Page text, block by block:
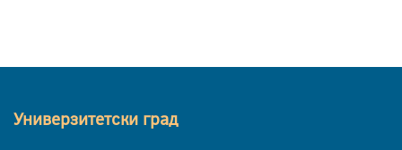
Универзитетски град